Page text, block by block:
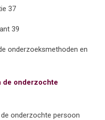
37
39
onderzoeksmethoden en
de onderzochte
onderzochte persoon